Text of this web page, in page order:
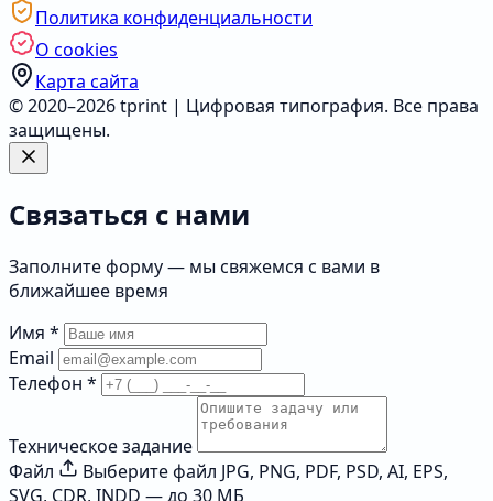
Политика конфиденциальности
О cookies
Карта сайта
© 2020–2026 tprint | Цифровая типография. Все права
защищены.
Связаться с нами
Заполните форму — мы свяжемся с вами в
ближайшее время
Имя *
Email
Телефон *
Техническое задание
Файл
Выберите файл JPG, PNG, PDF, PSD, AI, EPS,
SVG, CDR, INDD — до 30 МБ